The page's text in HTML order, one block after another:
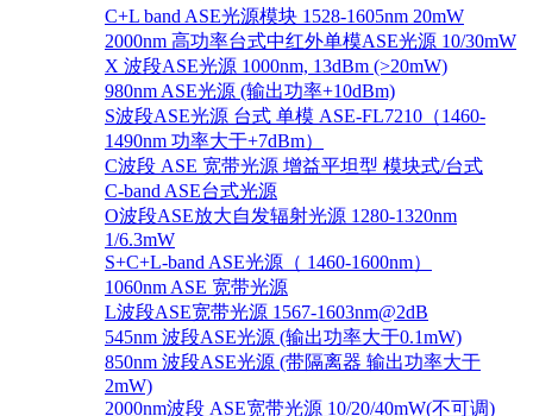
C+L band ASE光源模块 1528-1605nm 20mW
2000nm 高功率台式中红外单模ASE光源 10/30mW
X 波段ASE光源 1000nm, 13dBm (>20mW)
980nm ASE光源 (输出功率+10dBm)
S波段ASE光源 台式 单模 ASE-FL7210（1460-
1490nm 功率大于+7dBm）
C波段 ASE 宽带光源 增益平坦型 模块式/台式
C-band ASE台式光源
O波段ASE放大自发辐射光源 1280-1320nm
1/6.3mW
S+C+L-band ASE光源（ 1460-1600nm）
1060nm ASE 宽带光源
L波段ASE宽带光源 1567-1603nm@2dB
545nm 波段ASE光源 (输出功率大于0.1mW)
850nm 波段ASE光源 (带隔离器 输出功率大于
2mW)
2000nm波段 ASE宽带光源 10/20/40mW(不可调)